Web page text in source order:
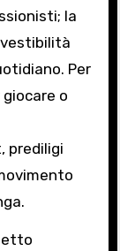
la
Per
o
prediligi